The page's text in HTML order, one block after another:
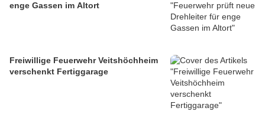
enge Gassen im Altort
Freiwillige Feuerwehr Veitshöchheim
verschenkt Fertiggarage